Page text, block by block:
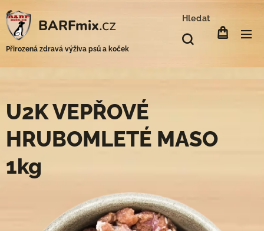
BARFmix.cz
Přirozená zdravá výživa psů a koček
Hledat
U2K VEPŘOVÉ
HRUBOMLETÉ MASO
1kg